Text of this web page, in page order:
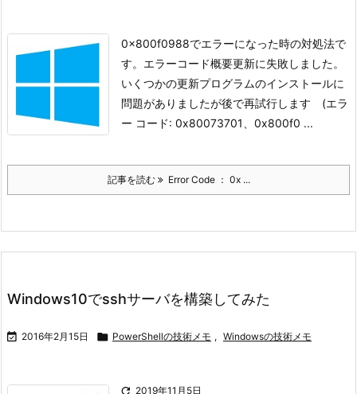
0x800f0988でエラーになった時の対処法で
す。 エラーコード概要更新に失敗しました。
いくつかの更新プログラムのインストールに
問題がありましたが後で再試行します (エラ
ー コード: 0x80073701、0x800f0 ...
記事を読む Error Code ： 0x ...
Windows10でsshサーバを構築してみた
 2016年2月15日  PowerShellの技術メモ , Windowsの技術メモ
 2019年11月5日